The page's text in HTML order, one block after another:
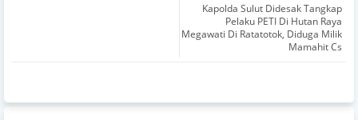
Kapolda Sulut Didesak Tangkap
Pelaku PETI Di Hutan Raya
Megawati Di Ratatotok, Diduga Milik
Mamahit Cs